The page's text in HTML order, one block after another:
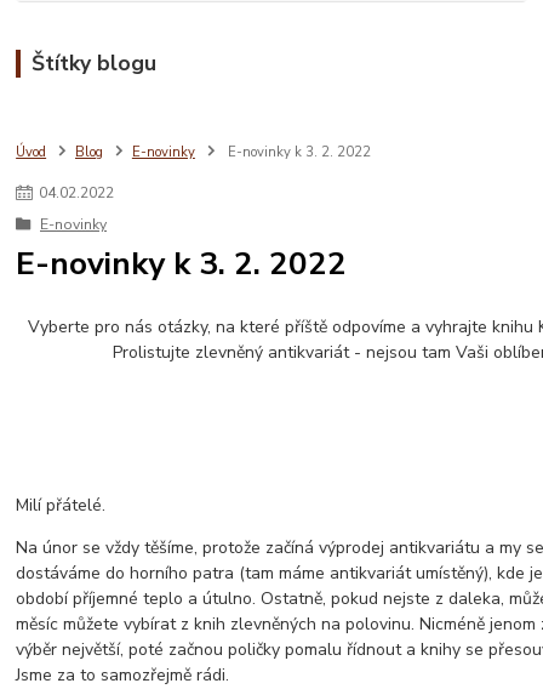
Štítky blogu
Úvod Blog E-novinky E-novinky k 3. 2. 2022
04.02.2022
E-novinky
E-novinky k 3. 2. 2022
Vyberte pro nás otázky, na které příště odpovíme a vyhrajte knihu
Prolistujte zlevněný antikvariát - nejsou tam Vaši
Milí přátelé.
Na únor se vždy těšíme, protože začíná výprodej antikvariátu a my
dostáváme do horního patra (tam máme antikvariát umístěný), kde
období příjemné teplo a útulno. Ostatně, pokud nejste z daleka,
měsíc můžete vybírat z knih zlevněných na polovinu. Nicméně jenom
výběr největší, poté začnou poličky pomalu řídnout a knihy se
Jsme za to samozřejmě rádi.